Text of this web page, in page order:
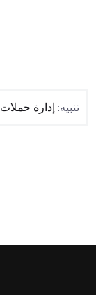
تنبيه:إدارة